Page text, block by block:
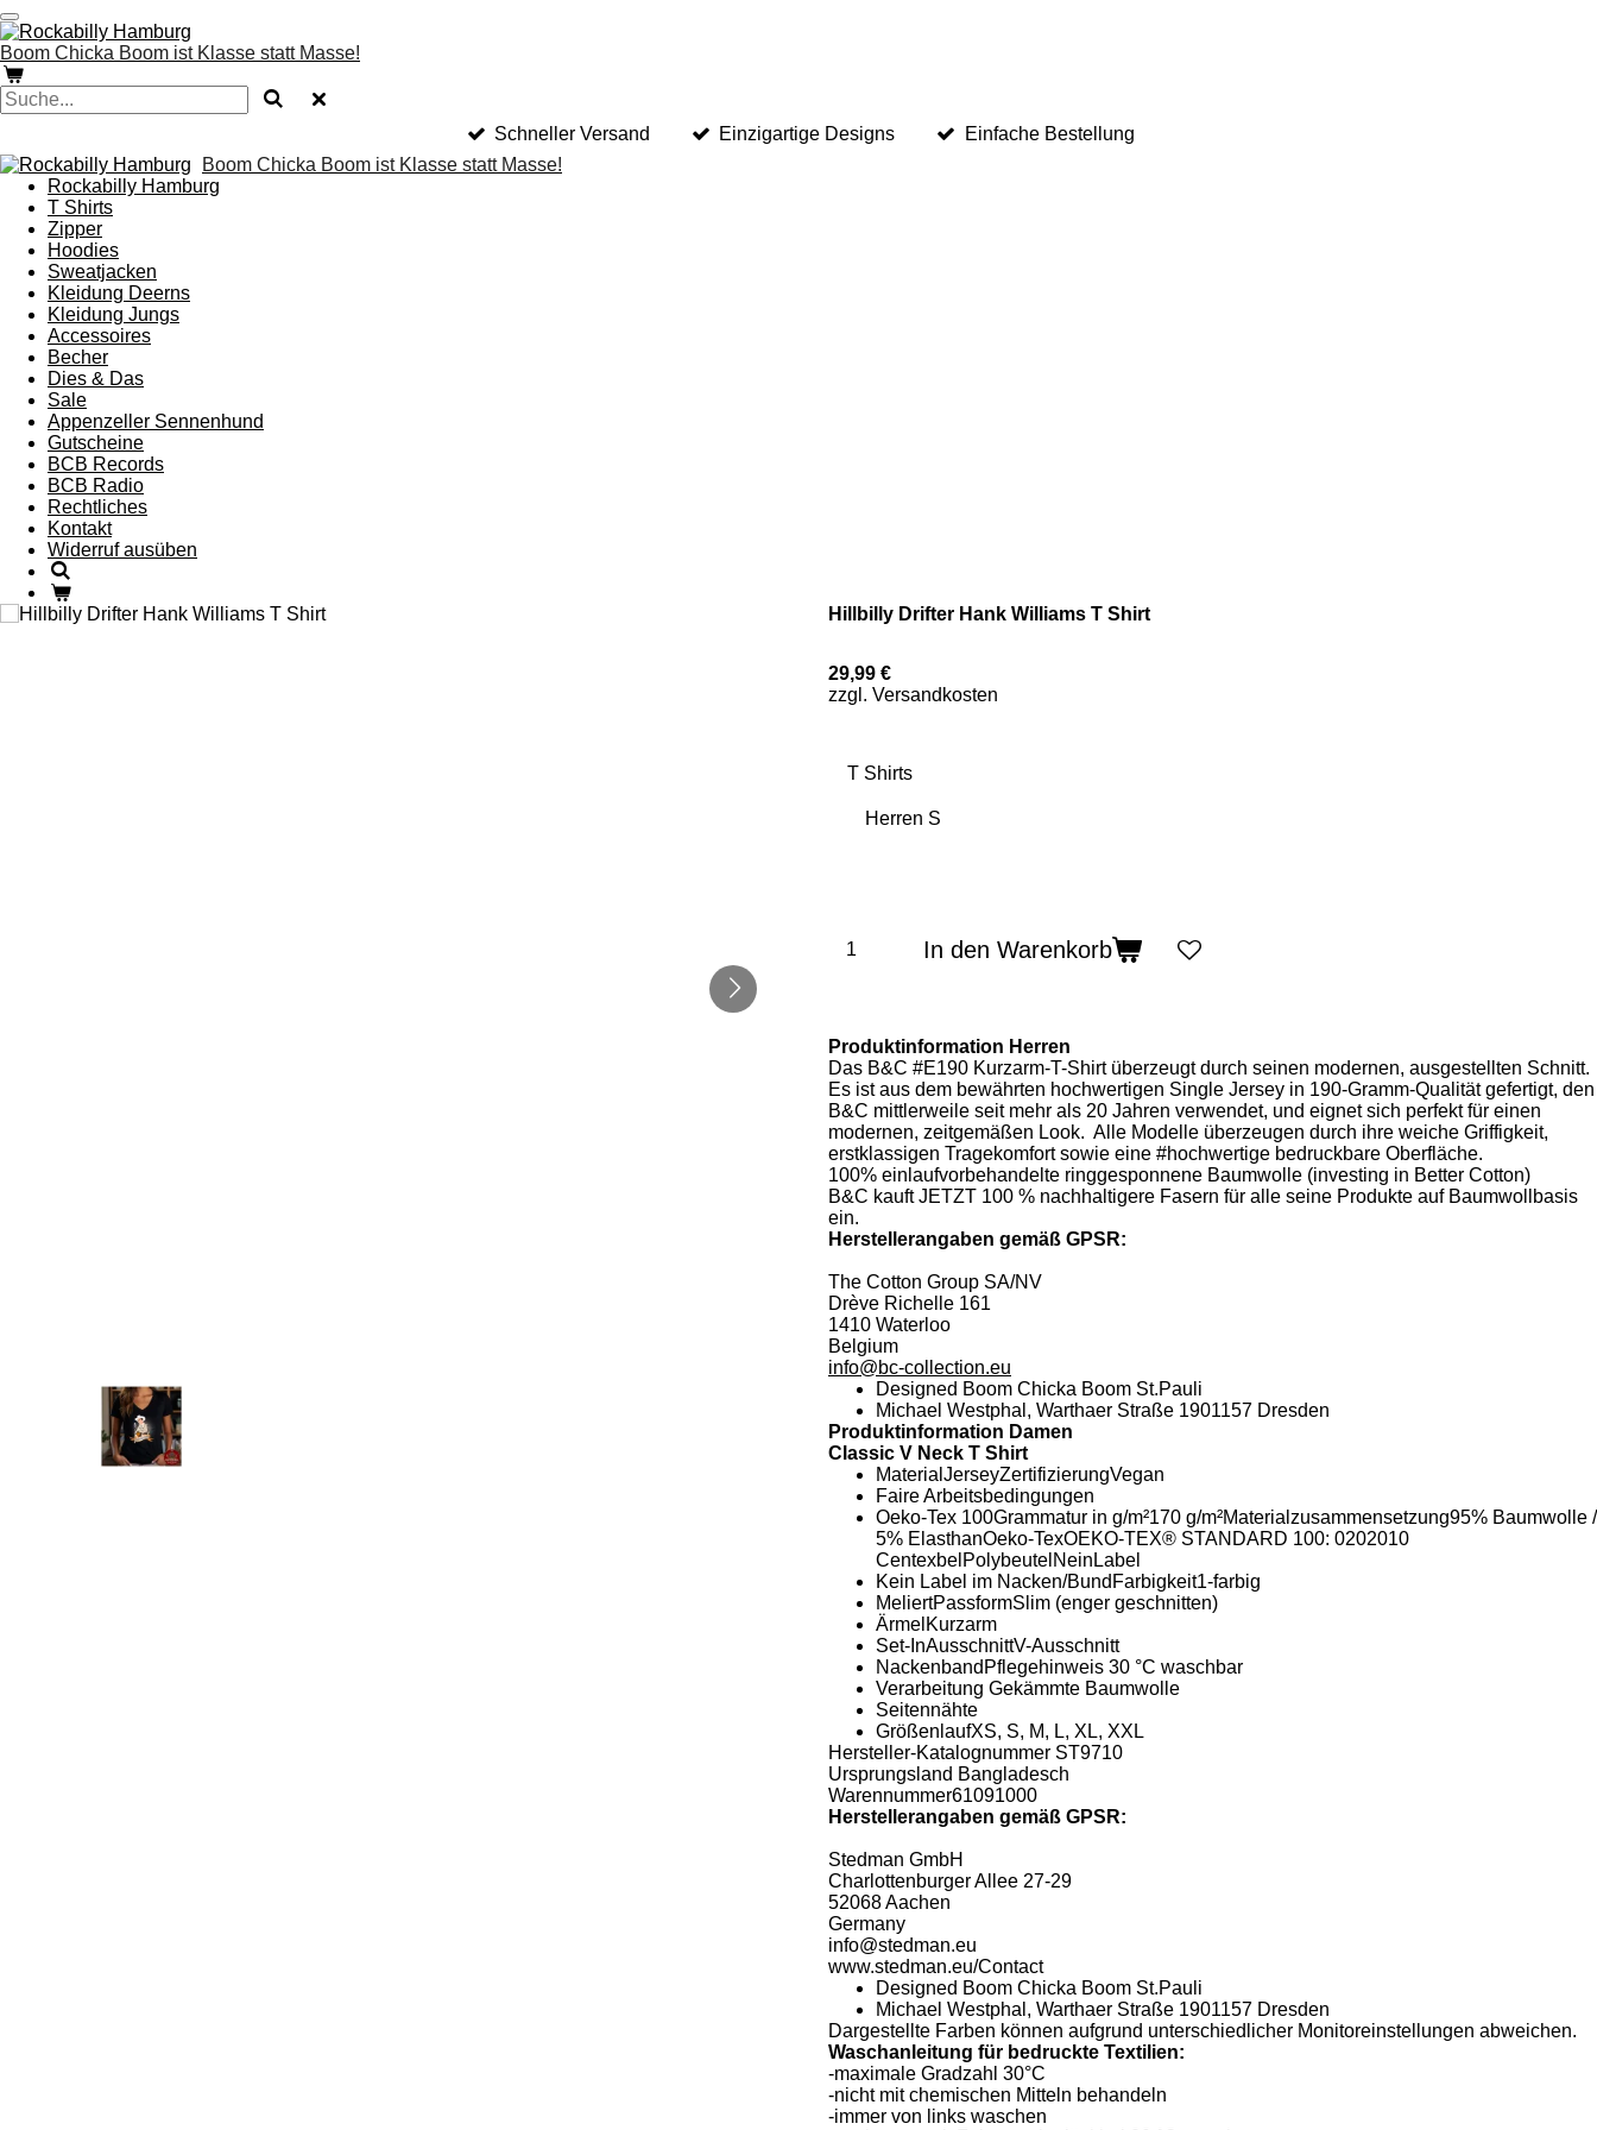
Zum
Hauptinhalt
springen
Boom Chicka Boom ist Klasse statt Masse!
Schneller Versand Einzigartige Designs
Einfache Bestellung
Boom Chicka Boom ist Klasse statt Masse!
Rockabilly Hamburg
T Shirts
Zipper
Hoodies
Sweatjacken
Kleidung Deerns
Kleidung Jungs
Accessoires
Becher
Dies & Das
Sale
Appenzeller Sennenhund
Gutscheine
BCB Records
BCB Radio
Rechtliches
Kontakt
Widerruf ausüben
Hillbilly Drifter Hank Williams T Shirt
29,99 €
zzgl. Versandkosten
T Shirts
In den Warenkorb
Produktinformation Herren
Das B&C #E190 Kurzarm-T-Shirt überzeugt durch seinen modernen, ausgestellten Schnitt.
Es ist aus dem bewährten hochwertigen Single Jersey in 190-Gramm-Qualität gefertigt, den
B&C mittlerweile seit mehr als 20 Jahren verwendet, und eignet sich perfekt für einen
modernen, zeitgemäßen Look. Alle Modelle überzeugen durch ihre weiche Griffigkeit,
erstklassigen Tragekomfort sowie eine #hochwertige bedruckbare Oberfläche.
100% einlaufvorbehandelte ringgesponnene Baumwolle (investing in Better Cotton)
B&C kauft JETZT 100 % nachhaltigere Fasern für alle seine Produkte auf Baumwollbasis
ein.
Herstellerangaben gemäß GPSR:
The Cotton Group SA/NV
Drève Richelle 161
1410 Waterloo
Belgium
info@bc-collection.eu
Designed Boom Chicka Boom St.Pauli
Michael Westphal, Warthaer Straße 1901157 Dresden
Produktinformation Damen
Classic V Neck T Shirt
MaterialJerseyZertifizierungVegan
Faire Arbeitsbedingungen
Oeko-Tex 100Grammatur in g/m²170 g/m²Materialzusammensetzung95% Baumwolle /
5% ElasthanOeko-TexOEKO-TEX® STANDARD 100: 0202010
CentexbelPolybeutelNeinLabel
Kein Label im Nacken/BundFarbigkeit1-farbig
MeliertPassformSlim (enger geschnitten)
ÄrmelKurzarm
Set-InAusschnittV-Ausschnitt
NackenbandPflegehinweis 30 °C waschbar
Verarbeitung Gekämmte Baumwolle
Seitennähte
GrößenlaufXS, S, M, L, XL, XXL
Hersteller-Katalognummer ST9710
Ursprungsland Bangladesch
Warennummer61091000
Herstellerangaben gemäß GPSR:
Stedman GmbH
Charlottenburger Allee 27-29
52068 Aachen
Germany
info@stedman.eu
www.stedman.eu/Contact
Designed Boom Chicka Boom St.Pauli
Michael Westphal, Warthaer Straße 1901157 Dresden
Dargestellte Farben können aufgrund unterschiedlicher Monitoreinstellungen abweichen.
Waschanleitung für bedruckte Textilien:
-maximale Gradzahl 30°C
-nicht mit chemischen Mitteln behandeln
-immer von links waschen